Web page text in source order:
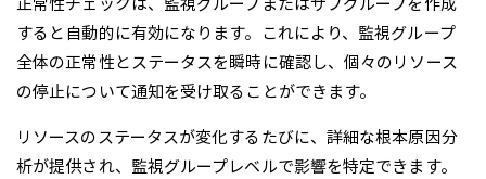
すると自動的に有効になります。これにより、監視グループ
全体の正常性とステータスを瞬時に確認し、個々のリソース
の停止について通知を受け取ることができます。
リソースのステータスが変化するたびに、詳細な根本原因分
析が提供され、監視グループレベルで影響を特定できます。